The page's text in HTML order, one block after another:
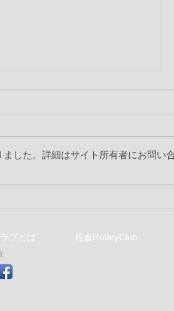
した。詳細はサイト所有者にお問い
ブとは 佐倉RotaryClub